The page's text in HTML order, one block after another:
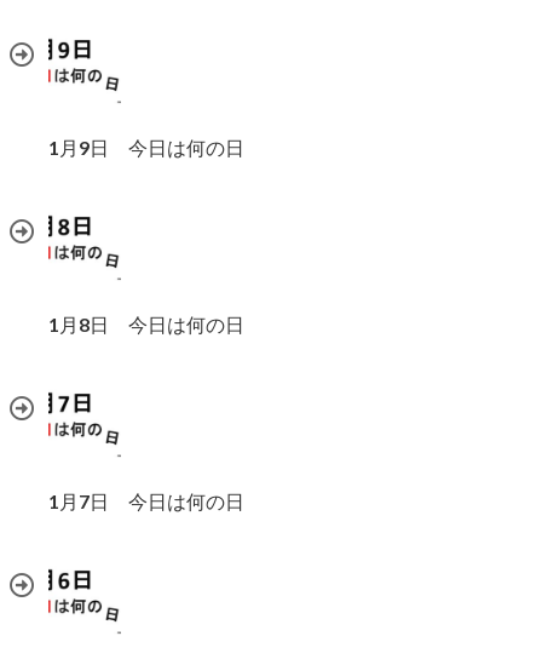
1月9日 今日は何の日
1月8日 今日は何の日
1月7日 今日は何の日